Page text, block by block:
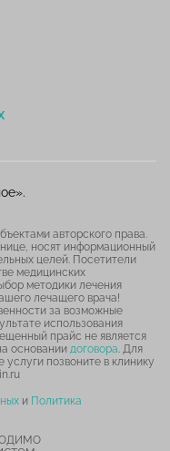
авторского права.
носят информационный
целей. Посетители
медицинских
методики лечения
лечащего врача!
за возможные
использования
прайс не является
основании договора . Для
позвоните в клинику
и Политика